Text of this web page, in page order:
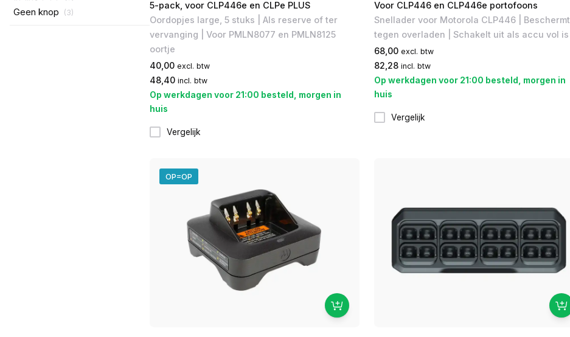
Geen knop (3)
5-pack, voor CLP446e en CLPe PLUS
Oordopjes large, 5 stuks | Als reserve of ter
vervanging | ​Voor PMLN8077 en PMLN8125
oortje
40,00 excl. btw
48,40 incl. btw
Op werkdagen voor 21:00 besteld, morgen in
huis
Vergelijk
Voor CLP446 en CLP446e portofoons
Snellader voor Motorola CLP446 | Beschermt
tegen overladen | Schakelt uit als accu vol is
68,00 excl. btw
82,28 incl. btw
Op werkdagen voor 21:00 besteld, morgen in
huis
Vergelijk
OP=OP